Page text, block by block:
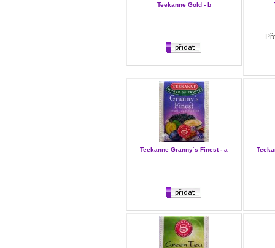
Teekanne Gold - b
Teekanne Granny´s Finest - a